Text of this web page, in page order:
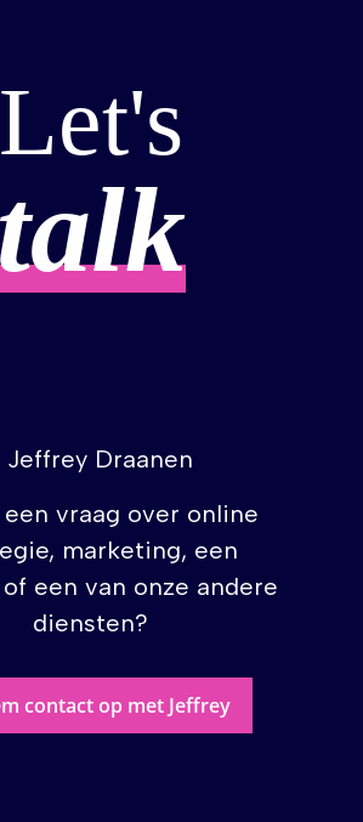
AV Supplier
Let's
een vraag over online
marketing, een
een van onze andere
diensten?
contact op met Jeffrey